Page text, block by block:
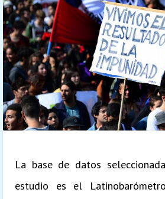
La base de datos
estudio es el